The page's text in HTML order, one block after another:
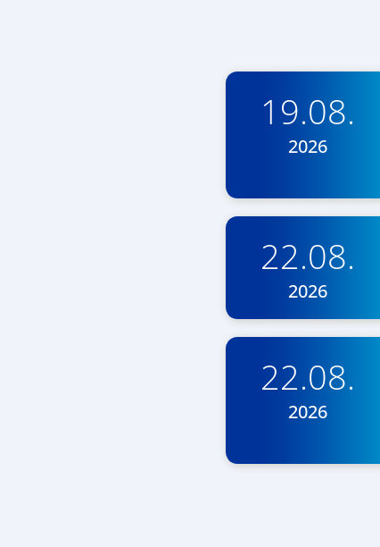
19.08.
2026
22.08.
2026
22.08.
2026